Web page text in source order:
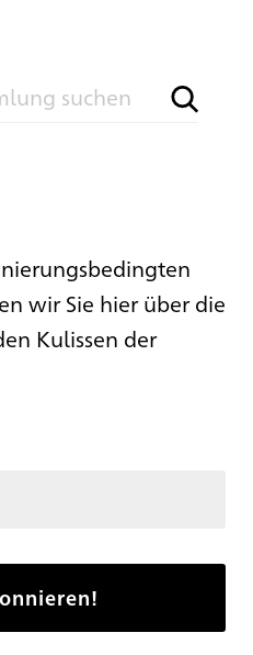
wir Sie hier über die
Kulissen der